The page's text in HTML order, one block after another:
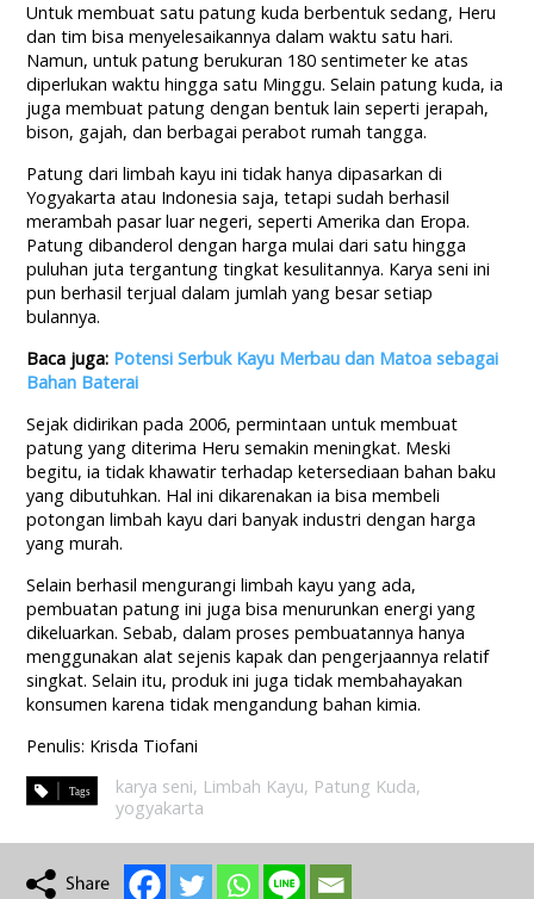
Untuk membuat satu patung kuda berbentuk sedang, Heru
dan tim bisa menyelesaikannya dalam waktu satu hari.
Namun, untuk patung berukuran 180 sentimeter ke atas
diperlukan waktu hingga satu Minggu. Selain patung kuda, ia
juga membuat patung dengan bentuk lain seperti jerapah,
bison, gajah, dan berbagai perabot rumah tangga.
Patung dari limbah kayu ini tidak hanya dipasarkan di
Yogyakarta atau Indonesia saja, tetapi sudah berhasil
merambah pasar luar negeri, seperti Amerika dan Eropa.
Patung dibanderol dengan harga mulai dari satu hingga
puluhan juta tergantung tingkat kesulitannya. Karya seni ini
pun berhasil terjual dalam jumlah yang besar setiap
bulannya.
Baca juga: Potensi Serbuk Kayu Merbau dan Matoa sebagai
Bahan Baterai
Sejak didirikan pada 2006, permintaan untuk membuat
patung yang diterima Heru semakin meningkat. Meski
begitu, ia tidak khawatir terhadap ketersediaan bahan baku
yang dibutuhkan. Hal ini dikarenakan ia bisa membeli
potongan limbah kayu dari banyak industri dengan harga
yang murah.
Selain berhasil mengurangi limbah kayu yang ada,
pembuatan patung ini juga bisa menurunkan energi yang
dikeluarkan. Sebab, dalam proses pembuatannya hanya
menggunakan alat sejenis kapak dan pengerjaannya relatif
singkat. Selain itu, produk ini juga tidak membahayakan
konsumen karena tidak mengandung bahan kimia.
Penulis: Krisda Tiofani
karya seni, Limbah Kayu, Patung Kuda,
yogyakarta